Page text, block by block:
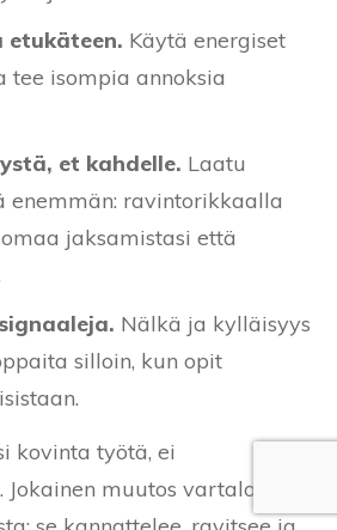
etukäteen. Käytä energiset
tee isompia annoksia
et kahdelle. Laatu
enemmän: ravintorikkaalla
jaksamistasi että
Nälkä ja kylläisyys
silloin, kun opit
kovinta työtä, ei
muutos vartalossasi